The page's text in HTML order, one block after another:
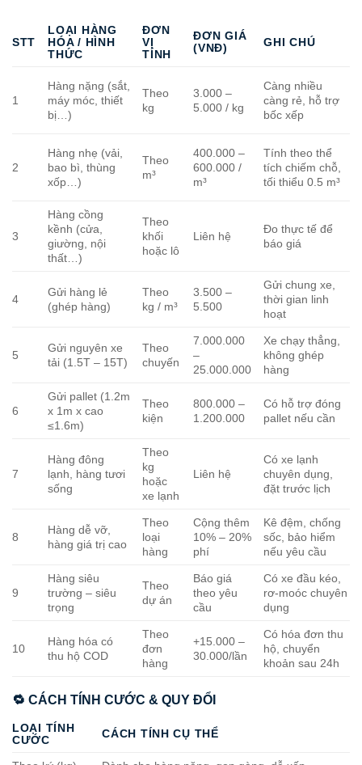
STT
LOẠI HÀNG
HÓA / HÌNH
THỨC
ĐƠN
VỊ
TÍNH
ĐƠN GIÁ
(VNĐ)
GHI CHÚ
1
Hàng nặng (sắt,
máy móc, thiết
bị…)
Theo
kg
3.000 –
5.000 / kg
Càng nhiều
càng rẻ, hỗ trợ
bốc xếp
2
Hàng nhẹ (vải,
bao bì, thùng
xốp…)
Theo
m³
400.000 –
600.000 /
m³
Tính theo thể
tích chiếm chỗ,
tối thiểu 0.5 m³
3
Hàng cồng
kềnh (cửa,
giường, nội
thất…)
Theo
khối
hoặc lô
Liên hệ
Đo thực tế để
báo giá
4
Gửi hàng lẻ
(ghép hàng)
Theo
kg / m³
3.500 –
5.500
Gửi chung xe,
thời gian linh
hoạt
5
Gửi nguyên xe
tải (1.5T – 15T)
Theo
chuyến
7.000.000
–
25.000.000
Xe chạy thẳng,
không ghép
hàng
6
Gửi pallet (1.2m
x 1m x cao
≤1.6m)
Theo
kiện
800.000 –
1.200.000
Có hỗ trợ đóng
pallet nếu cần
7
Hàng đông
lạnh, hàng tươi
sống
Theo
kg
hoặc
xe lạnh
Liên hệ
Có xe lạnh
chuyên dụng,
đặt trước lịch
8
Hàng dễ vỡ,
hàng giá trị cao
Theo
loại
hàng
Cộng thêm
10% – 20%
phí
Kê đệm, chống
sốc, bảo hiểm
nếu yêu cầu
9
Hàng siêu
trường – siêu
trọng
Theo
dự án
Báo giá
theo yêu
cầu
Có xe đầu kéo,
rơ-moóc chuyên
dụng
10
Hàng hóa có
thu hộ COD
Theo
đơn
hàng
+15.000 –
30.000/lần
Có hóa đơn thu
hộ, chuyển
khoản sau 24h
🔁 CÁCH TÍNH CƯỚC & QUY ĐỔI
LOẠI TÍNH
CƯỚC
CÁCH TÍNH CỤ THỂ